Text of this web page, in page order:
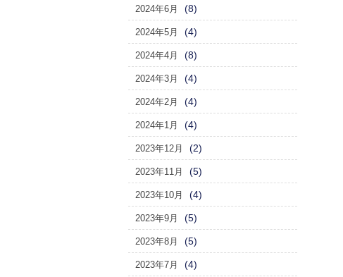
2024年6月 (8)
2024年5月 (4)
2024年4月 (8)
2024年3月 (4)
2024年2月 (4)
2024年1月 (4)
2023年12月 (2)
2023年11月 (5)
2023年10月 (4)
2023年9月 (5)
2023年8月 (5)
2023年7月 (4)